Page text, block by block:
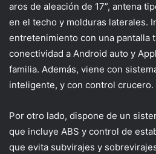
aros de aleación de 17”, antena
en el techo y molduras laterales.
entretenimiento con una pantalla
conectividad a Android auto y
familia. Además, viene con
inteligente, y con control crucero.
Por otro lado, dispone de un
que incluye ABS y control de
que evita subvirajes y